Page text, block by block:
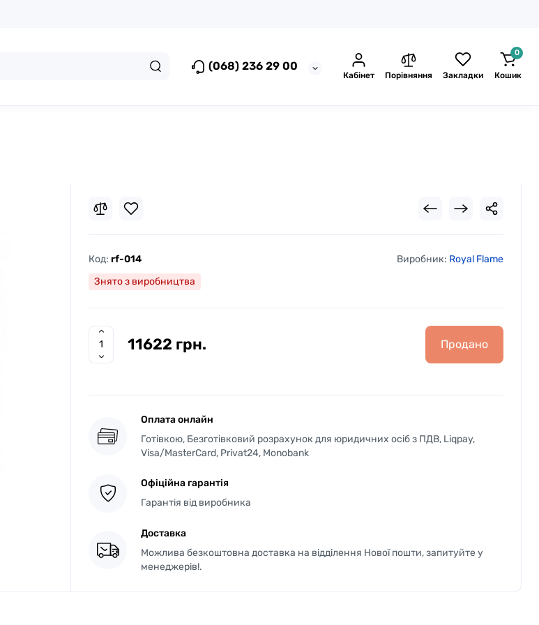
(068) 236 29 00
Кабінет Порівняння Закладки
0
Кошик
Код: rf-014 Виробник: Royal Flame
Знято з виробництва
11622 грн. Продано
Оплата онлайн
Готівкою, Безготівковий розрахунок для юридичних осіб з ПДВ, Liqpay,
Visa/MasterCard, Privat24, Monobank
Офіційна гарантія
Гарантія від виробника
Доставка
Можлива безкоштовна доставка на відділення Нової пошти, запитуйте у
менеджерів!.